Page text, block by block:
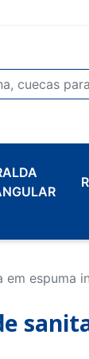
em espuma